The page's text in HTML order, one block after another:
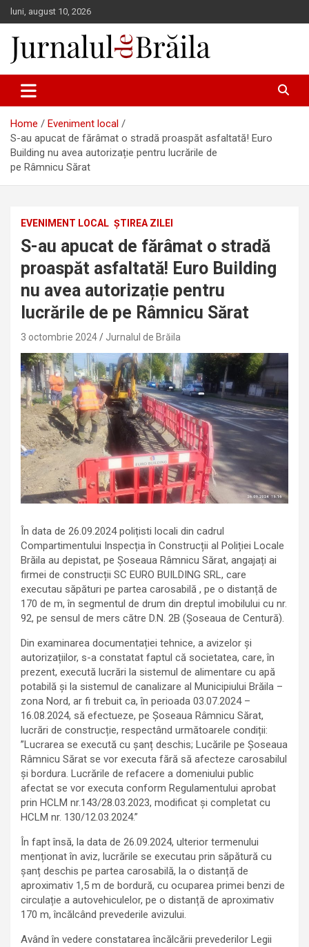
Skip
to
content
luni, august 10, 2026
Jurnalul de Brăila
Home
Eveniment local
S-au apucat de fărâmat o stradă proaspăt asfaltată! Euro
Building nu avea autorizație pentru lucrările de
pe Râmnicu Sărat
EVENIMENT LOCAL ȘTIREA ZILEI
S-au apucat de fărâmat o stradă
proaspăt asfaltată! Euro Building
nu avea autorizație pentru
lucrările de pe Râmnicu Sărat
3 octombrie 2024 Jurnalul de Brăila
În data de 26.09.2024 polițisti locali din cadrul
Compartimentului Inspecția în Construcții al Poliției Locale
Brăila au depistat, pe Șoseaua Râmnicu Sărat, angajați ai
firmei de construcții SC EURO BUILDING SRL, care
executau săpături pe partea carosabilă , pe o distanță de
170 de m, în segmentul de drum din dreptul imobilului cu nr.
92, pe sensul de mers către D.N. 2B (Șoseaua de Centură).
Din examinarea documentației tehnice, a avizelor și
autorizațiilor, s-a constatat faptul că societatea, care, în
prezent, execută lucrări la sistemul de alimentare cu apă
potabilă și la sistemul de canalizare al Municipiului Brăila –
zona Nord, ar fi trebuit ca, în perioada 03.07.2024 –
16.08.2024, să efectueze, pe Șoseaua Râmnicu Sărat,
lucrări de construcție, respectând următoarele condiții:
”Lucrarea se execută cu șanț deschis; Lucările pe Șoseaua
Râmnicu Sărat se vor executa fără să afecteze carosabilul
și bordura. Lucrările de refacere a domeniului public
afectat se vor executa conform Regulamentului aprobat
prin HCLM nr.143/28.03.2023, modificat și completat cu
HCLM nr. 130/12.03.2024.”
În fapt însă, la data de 26.09.2024, ulterior termenului
menționat în aviz, lucrările se executau prin săpătură cu
șanț deschis pe partea carosabilă, la o distanță de
aproximativ 1,5 m de bordură, cu ocuparea primei benzi de
circulație a autovehiculelor, pe o distanță de aproximativ
170 m, încălcând prevederile avizului.
Având în vedere constatarea încălcării prevederilor Legii